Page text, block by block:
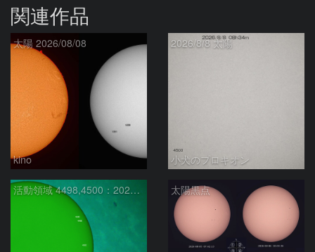
関連作品
太陽 2026/08/08
kino
2026/8/8 太陽
小犬のプロキオン
活動領域 4498,4500：2026/08/08 太陽黒点